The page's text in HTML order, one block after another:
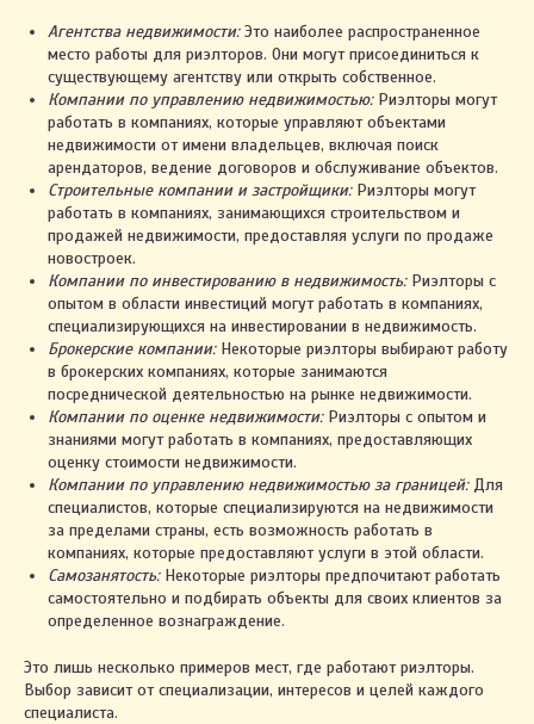
Агентства недвижимости:Это наиболее распространенное
место работы для риэлторов. Они могут присоединиться к
существующему агентству или открыть собственное.
Компании по управлению недвижимостью:Риэлторы могут
работать в компаниях, которые управляют объектами
недвижимости от имени владельцев, включая поиск
арендаторов, ведение договоров и обслуживание объектов.
Строительные компании и застройщики: Риэлторы могут
работать в компаниях, занимающихся строительством и
продажей недвижимости, предоставляя услуги по продаже
новостроек.
Компании по инвестированию в недвижимость: Риэлторы с
опытом в области инвестиций могут работать в компаниях,
специализирующихся на инвестировании в недвижимость.
Брокерские компании:Некоторые риэлторы выбирают работу
в брокерских компаниях, которые занимаются
посреднической деятельностью на рынке недвижимости.
Компании по оценке недвижимости: Риэлторы с опытом и
знаниями могут работать в компаниях, предоставляющих
оценку стоимости недвижимости.
Компании по управлению недвижимостью за границей: Для
специалистов, которые специализируются на недвижимости
за пределами страны, есть возможность работать в
компаниях, которые предоставляют услуги в этой области.
Самозанятость:Некоторые риэлторы предпочитают работать
самостоятельно и подбирать объекты для своих клиентов за
определенное вознаграждение.
Это лишь несколько примеров мест, где работают риэлторы.
Выбор зависит от специализации, интересов и целей каждого
специалиста.